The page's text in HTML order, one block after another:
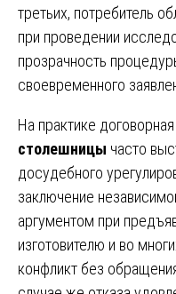
третьих, потребитель
при проведении
прозрачность
своевременного
На практике договорная
столешницы часто
досудебного
заключение
аргументом при
изготовителю и во
конфликт без